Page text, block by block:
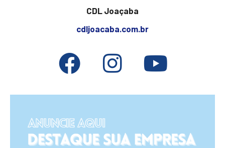
CDL Joaçaba
cdljoacaba.com.br